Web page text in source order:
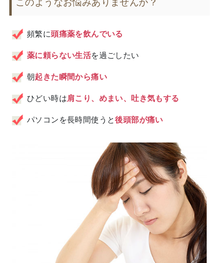
このようなお悩みありませんか？
頻繁に頭痛薬を飲んでいる
薬に頼らない生活を過ごしたい
朝起きた瞬間から痛い
ひどい時は肩こり、めまい、吐き気もする
パソコンを長時間使うと後頭部が痛い